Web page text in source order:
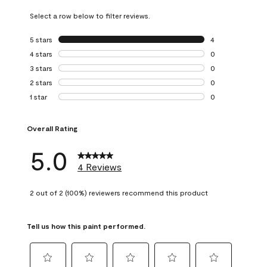
Select a row below to filter reviews.
5 stars stars
4
4 reviews with 5
4 stars stars
0
0 reviews with 4
3 stars stars
0
0 reviews with 3
2 stars stars
0
0 reviews with 2
1 star stars
0
Overall Rating
5.0 4 Reviews
2 out of 2 (100%) reviewers recommend this product
Tell us how this paint performed.